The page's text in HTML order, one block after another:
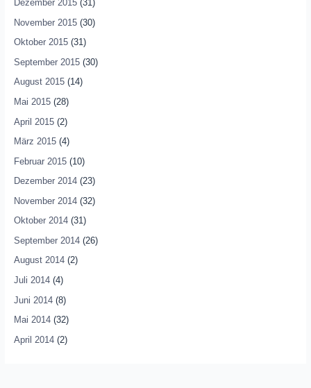
Dezember 2015(31)
November 2015(30)
Oktober 2015(31)
September 2015(30)
August 2015(14)
Mai 2015(28)
April 2015(2)
März 2015(4)
Februar 2015(10)
Dezember 2014(23)
November 2014(32)
Oktober 2014(31)
September 2014(26)
August 2014(2)
Juli 2014(4)
Juni 2014(8)
Mai 2014(32)
April 2014(2)